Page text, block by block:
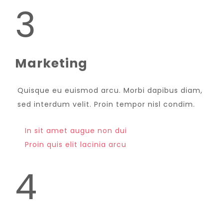
3
Marketing
Quisque eu euismod arcu. Morbi dapibus diam,
sed interdum velit. Proin tempor nisl condim.
In sit amet augue non dui
Proin quis elit lacinia arcu
4